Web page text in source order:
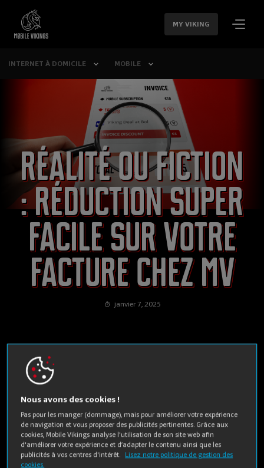
SAUTER LA
NAVIGATION
MY VIKING
INTERNET À DOMICILE MOBILE
Réalité ou fiction
: réduction super
facile sur votre
facture chez MV
janvier 7, 2025
Vous l'avez sans doute déjà entendu : « Chez Mobile Vikings,
vous gagnez facilement des points pour réduire votre
facture chaque mois ». Trop beau pour être vrai ? Pas du tout.
Nous nous penchons sur les Points Viking, comment les
gagner et comment ils vous permettent de bénéficier d'une
réduction chaque mois.
Nous avons des cookies !
Pas pour les manger (dommage), mais pour améliorer votre expérience
de navigation et vous proposer des publicités pertinentes. Grâce aux
cookies, Mobile Vikings analyse l'utilisation de son site web afin
d'améliorer votre expérience et d’adapter le contenu ainsi que les
publicités à vos centres d'intérêt.
Lisez notre politique de gestion des
cookies.